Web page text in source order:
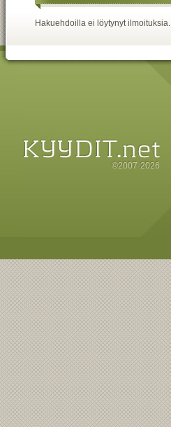
Hakuehdoilla ei löytynyt ilmoituksia.
©2007-2026